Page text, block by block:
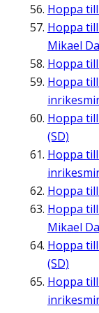
Hoppa till
Hoppa till
Mikael
Hoppa till
Hoppa till
Hoppa till
(SD)
Hoppa till
Hoppa till
Hoppa till
Mikael
Hoppa till
(SD)
Hoppa till